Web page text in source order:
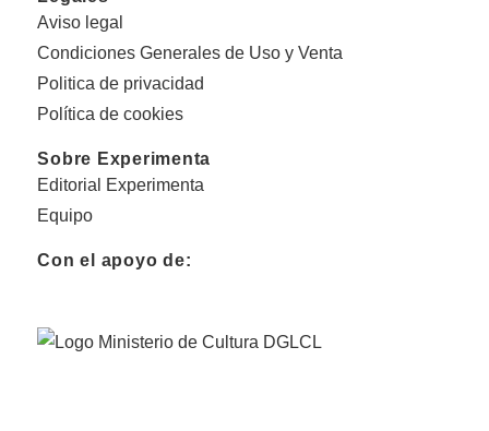
Aviso legal
Condiciones Generales de Uso y Venta
Politica de privacidad
Política de cookies
Sobre Experimenta
Editorial Experimenta
Equipo
Con el apoyo de: